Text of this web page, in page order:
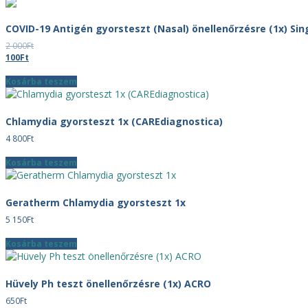
COVID-19 Antigén gyorsteszt (Nasal) önellenőrzésre (1x)
2 000Ft
Original
was:
2
100Ft
is:
100Ft.
Kosárba teszem
Chlamydia gyorsteszt 1x (CAREdiagnostica)
4 800Ft
Kosárba teszem
Geratherm Chlamydia gyorsteszt 1x
5 150Ft
Kosárba teszem
Hüvely Ph teszt önellenőrzésre (1x) ACRO
650Ft